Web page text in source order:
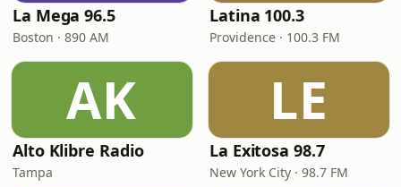
La Mega 96.5
Boston · 890 AM
Latina 100.3
Providence · 100.3 FM
AK
Alto Klibre Radio
Tampa
LE
La Exitosa 98.7
New York City · 98.7 FM